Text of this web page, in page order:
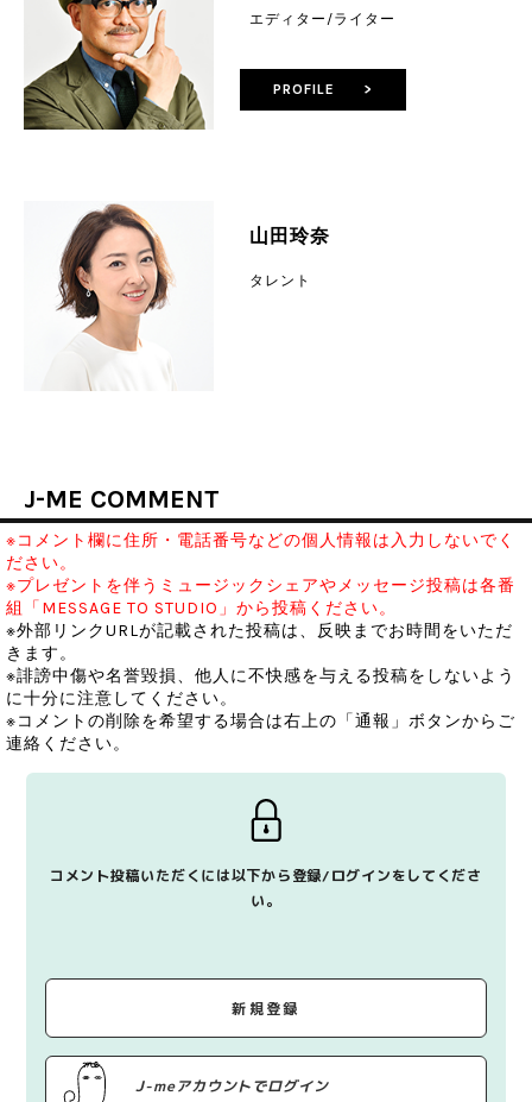
エディター/ライター
山田玲奈
タレント
PROFILE >
J-ME COMMENT
※コメント欄に住所・電話番号などの個人情報は入力しないでく
ださい。
※プレゼントを伴うミュージックシェアやメッセージ投稿は各番
組「MESSAGE TO STUDIO」から投稿ください。
※外部リンクURLが記載された投稿は、反映までお時間をいただ
きます。
※誹謗中傷や名誉毀損、他人に不快感を与える投稿をしないよう
に十分に注意してください。
※コメントの削除を希望する場合は右上の「通報」ボタンからご
連絡ください。
コメント投稿いただくには以下から登録/ログインをしてくださ
い。
新規登録
J-meアカウントでログイン